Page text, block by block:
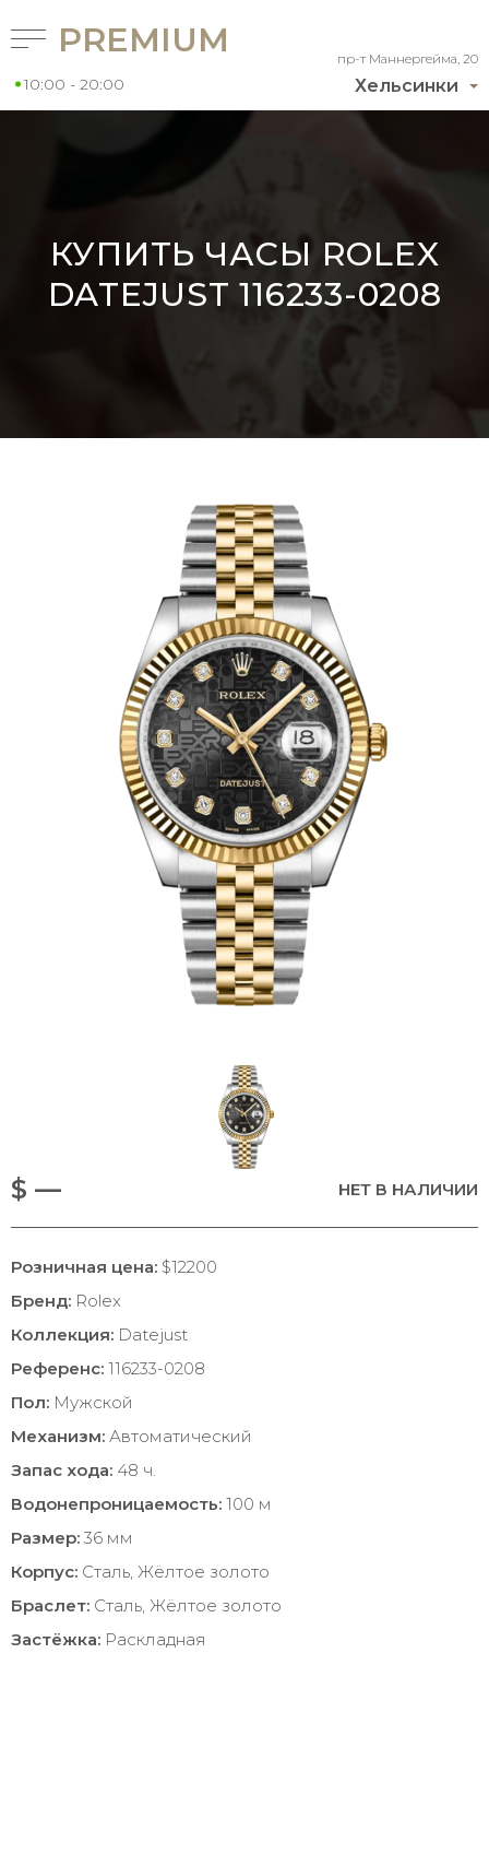
Хельсинки
пр-т Маннергейма, 20
PREMIUM
10:00 - 20:00
КУПИТЬ ЧАСЫ ROLEX
DATEJUST 116233-0208
$ — НЕТ В НАЛИЧИИ
Розничная цена: $12200
Бренд: Rolex
Коллекция: Datejust
Референс: 116233-0208
Пол: Мужской
Механизм: Автоматический
Запас хода: 48 ч.
Водонепроницаемость: 100 м
Размер: 36 мм
Корпус: Сталь, Жёлтое золото
Браслет: Сталь, Жёлтое золото
Застёжка: Раскладная